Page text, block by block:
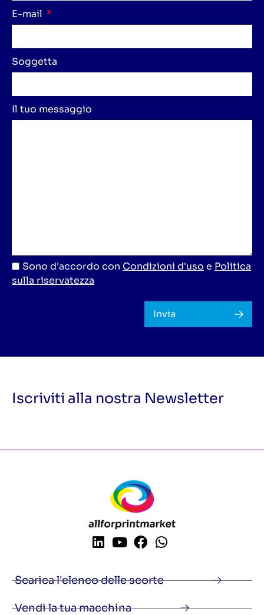
E-mail
Soggetta
Il tuo messaggio
Sono d'accordo con Condizioni d'uso e Politica
sulla riservatezza
Invia
Iscriviti alla nostra Newsletter
Scarica l'elenco delle scorte
Vendi la tua macchina